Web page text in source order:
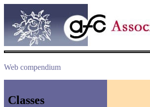
Web compendium
Classes